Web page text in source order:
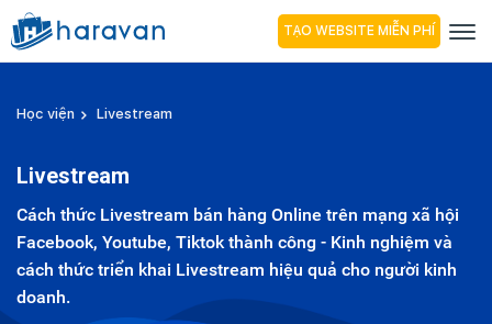
TẠO WEBSITE MIỄN PHÍ
Học viện Livestream
Livestream
Cách thức Livestream bán hàng Online trên mạng xã hội
Facebook, Youtube, Tiktok thành công - Kinh nghiệm và
cách thức triển khai Livestream hiệu quả cho người kinh
doanh.